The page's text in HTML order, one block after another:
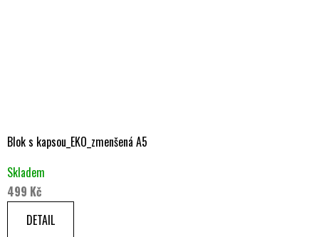
Blok s kapsou_EKO_zmenšená A5
Skladem
499 Kč
DETAIL